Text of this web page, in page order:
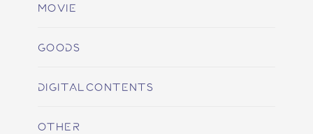
MOVIE
GOODS
DIGITALCONTENTS
OTHER